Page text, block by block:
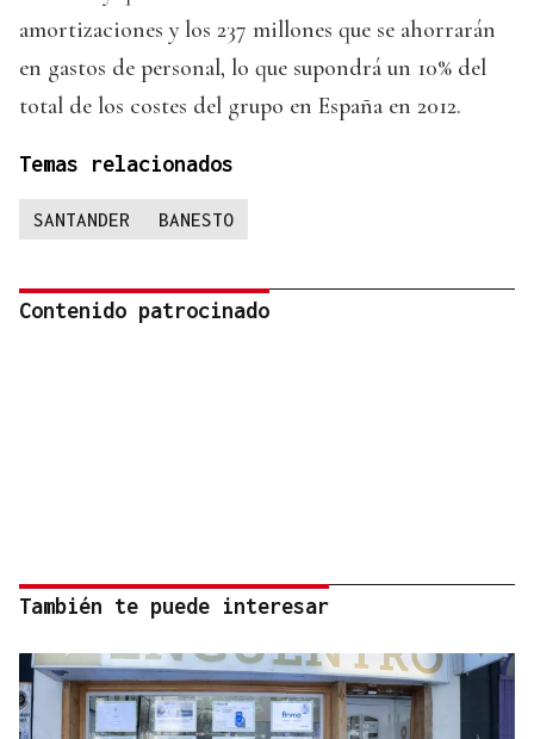
amortizaciones y los 237 millones que se ahorrarán
en gastos de personal, lo que supondrá un 10% del
total de los costes del grupo en España en 2012.
Temas relacionados
SANTANDER BANESTO
Contenido patrocinado
También te puede interesar